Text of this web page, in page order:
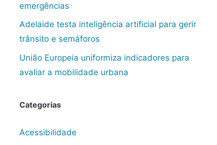
emergências
Adelaide testa inteligência artificial para gerir
trânsito e semáforos
União Europeia uniformiza indicadores para
avaliar a mobilidade urbana
Categorias
Acessibilidade